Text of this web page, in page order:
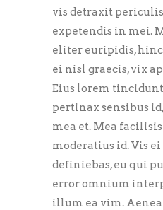
vis detraxit
expetendis in mei.
eliter euripidis, hinc
ei nisl graecis, vix
Eius lorem
pertinax sensibus
mea et. Mea
moderatius id. Vis
definiebas, eu qui
error omnium
illum ea vim.